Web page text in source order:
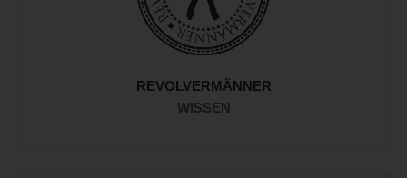
REVOLVERMÄNNER
WISSEN